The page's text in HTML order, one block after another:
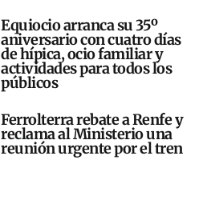
Equiocio arranca su 35º
aniversario con cuatro días
de hípica, ocio familiar y
actividades para todos los
públicos
Ferrolterra rebate a Renfe y
reclama al Ministerio una
reunión urgente por el tren